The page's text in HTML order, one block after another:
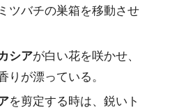
ツバチの巣箱を移動させ
シアが白い花を咲かせ、
りが漂っている。
を剪定する時は、鋭いト